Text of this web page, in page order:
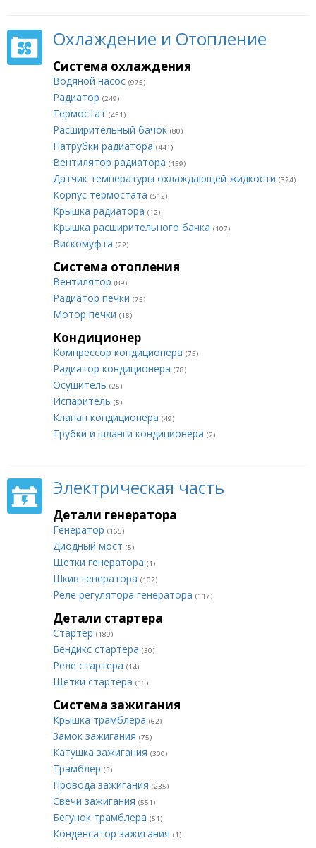
Охлаждение и Отопление
Система охлаждения
Водяной насос (975)
Радиатор (249)
Термостат (451)
Расширительный бачок (80)
Патрубки радиатора (441)
Вентилятор радиатора (159)
Датчик температуры охлаждающей жидкости (324)
Корпус термостата (512)
Крышка радиатора (12)
Крышка расширительного бачка (107)
Вискомуфта (22)
Система отопления
Вентилятор (89)
Радиатор печки (75)
Мотор печки (18)
Кондиционер
Компрессор кондиционера (75)
Радиатор кондиционера (78)
Осушитель (25)
Испаритель (5)
Клапан кондиционера (49)
Трубки и шланги кондиционера (2)
Электрическая часть
Детали генератора
Генератор (165)
Диодный мост (5)
Щетки генератора (1)
Шкив генератора (102)
Реле регулятора генератора (117)
Детали стартера
Стартер (189)
Бендикс стартера (30)
Реле стартера (14)
Щетки стартера (16)
Система зажигания
Крышка трамблера (62)
Замок зажигания (75)
Катушка зажигания (300)
Трамблер (3)
Провода зажигания (235)
Свечи зажигания (551)
Бегунок трамблера (51)
Конденсатор зажигания (1)